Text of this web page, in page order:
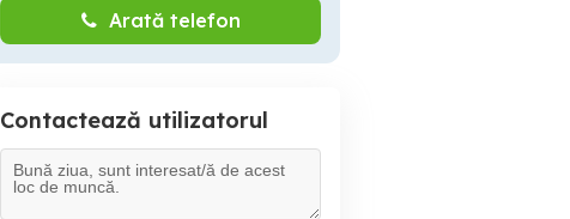
Arată telefon
Contactează utilizatorul